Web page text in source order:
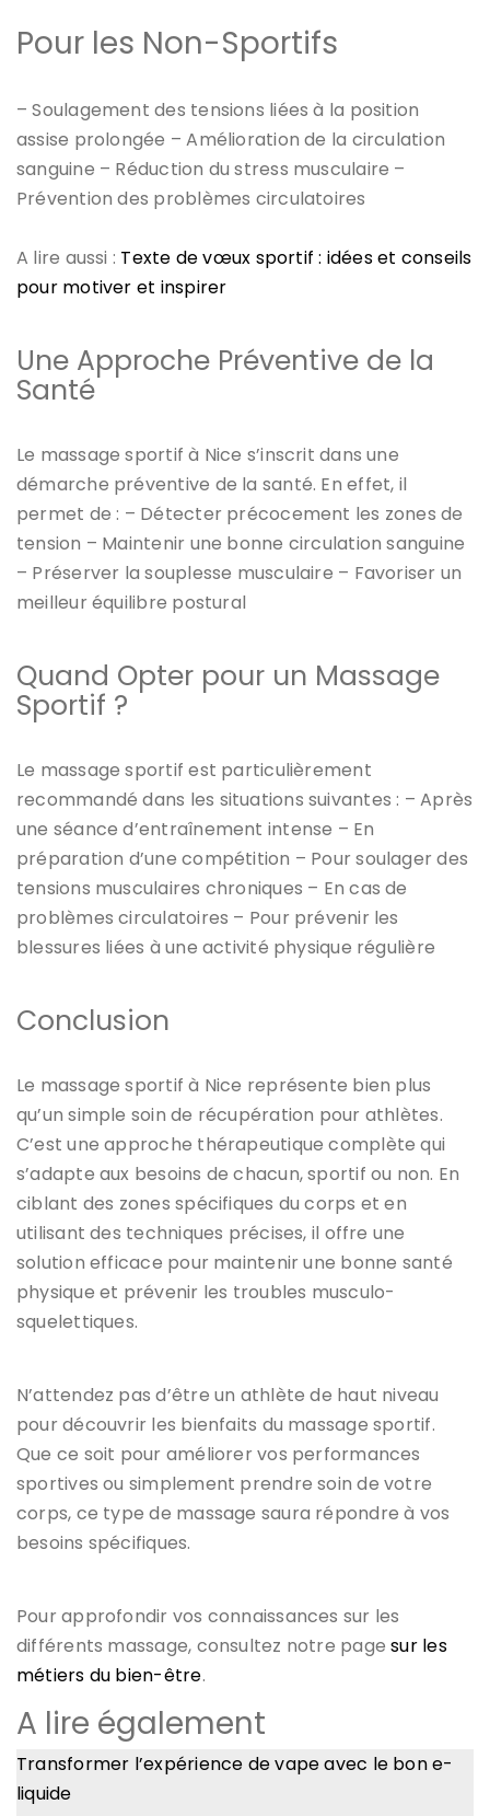
Pour les Non-Sportifs
– Soulagement des tensions liées à la position
assise prolongée – Amélioration de la circulation
sanguine – Réduction du stress musculaire –
Prévention des problèmes circulatoires
A lire aussi : Texte de vœux sportif : idées et conseils
pour motiver et inspirer
Une Approche Préventive de la
Santé
Le massage sportif à Nice s’inscrit dans une
démarche préventive de la santé. En effet, il
permet de : – Détecter précocement les zones de
tension – Maintenir une bonne circulation sanguine
– Préserver la souplesse musculaire – Favoriser un
meilleur équilibre postural
Quand Opter pour un Massage
Sportif ?
Le massage sportif est particulièrement
recommandé dans les situations suivantes : – Après
une séance d’entraînement intense – En
préparation d’une compétition – Pour soulager des
tensions musculaires chroniques – En cas de
problèmes circulatoires – Pour prévenir les
blessures liées à une activité physique régulière
Conclusion
Le massage sportif à Nice représente bien plus
qu’un simple soin de récupération pour athlètes.
C’est une approche thérapeutique complète qui
s’adapte aux besoins de chacun, sportif ou non. En
ciblant des zones spécifiques du corps et en
utilisant des techniques précises, il offre une
solution efficace pour maintenir une bonne santé
physique et prévenir les troubles musculo-
squelettiques.
N’attendez pas d’être un athlète de haut niveau
pour découvrir les bienfaits du massage sportif.
Que ce soit pour améliorer vos performances
sportives ou simplement prendre soin de votre
corps, ce type de massage saura répondre à vos
besoins spécifiques.
Pour approfondir vos connaissances sur les
différents massage, consultez notre pagesur les
métiers du bien-être.
A lire également
Transformer l’expérience de vape avec le bon e-
liquide